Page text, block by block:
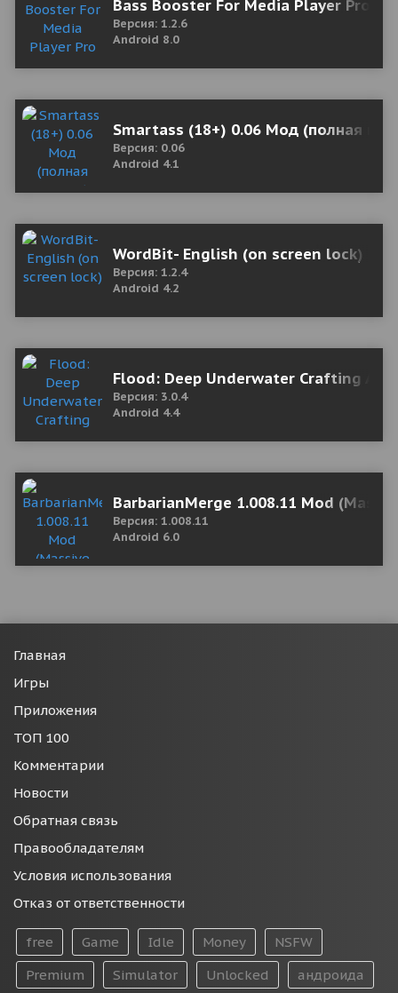
Bass Booster For Media Player Pro
Версия: 1.2.6
Android 8.0
Smartass (18+) 0.06 Мод (полная
Версия: 0.06
Android 4.1
WordBit- English (on screen lock)
Версия: 1.2.4
Android 4.2
Flood: Deep Underwater Crafting
Версия: 3.0.4
Android 4.4
BarbarianMerge 1.008.11 Mod
Версия: 1.008.11
Android 6.0
Главная
Игры
Приложения
ТОП 100
Комментарии
Новости
Обратная связь
Правообладателям
Условия использования
Отказ от ответственности
free Game Idle Money
NSFW
Premium
Simulator Unlocked андроида